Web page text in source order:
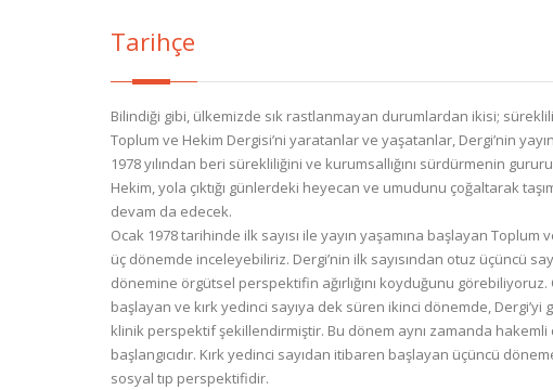
Tarihçe
Bilindiği gibi, ülkemizde sık rastlanmayan durumlardan ikisi;
Toplum ve Hekim Dergisi’ni yaratanlar ve yaşatanlar, Dergi’nin yayın
1978 yılından beri sürekliliğini ve kurumsallığını sürdürmenin
Hekim, yola çıktığı günlerdeki heyecan ve umudunu çoğaltarak
devam da edecek.
Ocak 1978 tarihinde ilk sayısı ile yayın yaşamına başlayan Toplum
üç dönemde inceleyebiliriz. Dergi’nin ilk sayısından otuz üçüncü
dönemine örgütsel perspektifin ağırlığını koyduğunu görebiliyoruz.
başlayan ve kırk yedinci sayıya dek süren ikinci dönemde, Dergi’yi
klinik perspektif şekillendirmiştir. Bu dönem aynı zamanda hakemli
başlangıcıdır. Kırk yedinci sayıdan itibaren başlayan üçüncü
sosyal tıp perspektifidir.